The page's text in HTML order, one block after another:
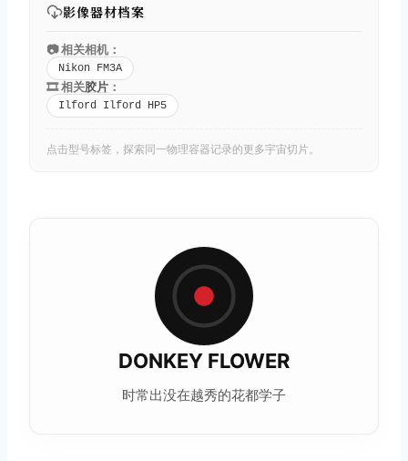
影像器材档案
📷 相关相机：
Nikon FM3A
🎞️ 相关胶片 ：
Ilford Ilford HP5
点击型号标签，探索同一物理容器记录的更多宇宙切片。
DONKEY FLOWER
时常出没在越秀的花都学子